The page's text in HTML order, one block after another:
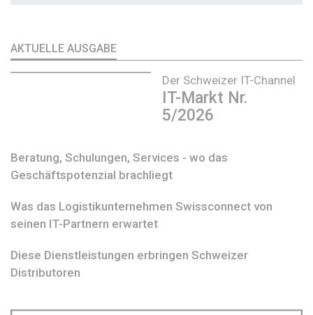
AKTUELLE AUSGABE
Der Schweizer IT-Channel
IT-Markt Nr.
5/2026
Beratung, Schulungen, Services - wo das
Geschäftspotenzial brachliegt
Was das Logistikunternehmen Swissconnect von
seinen IT-Partnern erwartet
Diese Dienstleistungen erbringen Schweizer
Distributoren